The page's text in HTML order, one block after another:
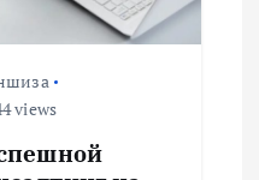
views